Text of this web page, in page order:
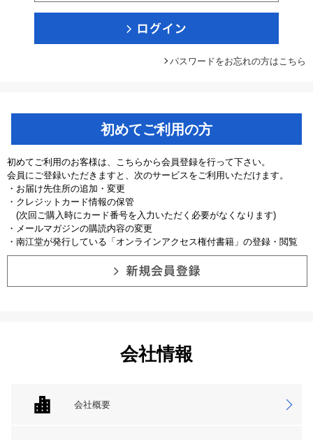
パスワードをお忘れの方はこちら
初めてご利用の方
初めてご利用のお客様は、こちらから会員登録を行って下さい。
会員にご登録いただきますと、次のサービスをご利用いただけます。
・お届け先住所の追加・変更
・クレジットカード情報の保管
(次回ご購入時にカード番号を入力いただく必要がなくなります)
・メールマガジンの購読内容の変更
・南江堂が発行している「オンラインアクセス権付書籍」の登録・閲覧
会社情報
会社概要